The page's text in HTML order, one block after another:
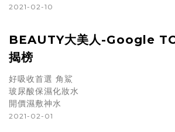
2021-02-10
BEAUTY大美人-Google
揭榜
好吸收首選 角鯊
玻尿酸保濕化妝水
開價濕敷神水
2021-02-01